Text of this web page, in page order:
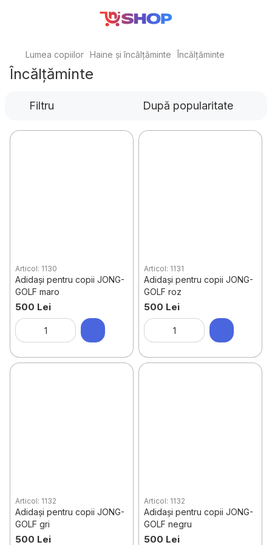
Lumea copiilor Haine și încălțăminte Încălțăminte
Încălțăminte
Filtru După popularitate
Articol: 1130
Adidași pentru copii JONG-
GOLF maro
500 Lei
Articol: 1131
Adidași pentru copii JONG-
GOLF roz
500 Lei
Articol: 1132
Adidași pentru copii JONG-
GOLF gri
500 Lei
Articol: 1132
Adidași pentru copii JONG-
GOLF negru
500 Lei